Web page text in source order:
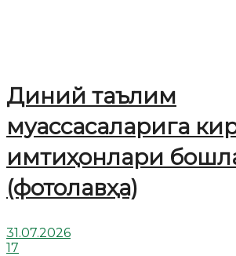
Диний таълим
муассасаларига
имтиҳонлари
(фотолавҳа)
31.07.2026
17